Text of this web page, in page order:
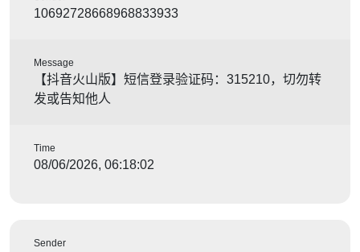
10692728668968833933
Message
【抖音火山版】短信登录验证码：315210，切勿转
发或告知他人
Time
08/06/2026, 06:18:02
Sender